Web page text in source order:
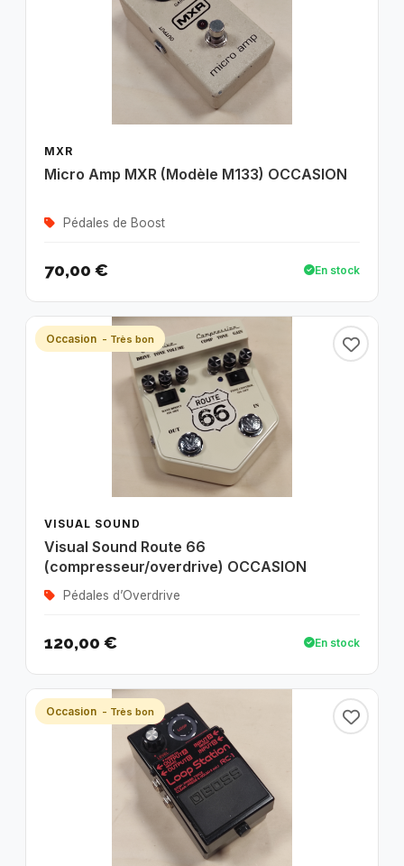
MXR
Micro Amp MXR (Modèle M133) OCCASION
Pédales de Boost
70,00 € En stock
Occasion - Très bon
VISUAL SOUND
Visual Sound Route 66
(compresseur/overdrive) OCCASION
Pédales d’Overdrive
120,00 € En stock
Occasion - Très bon